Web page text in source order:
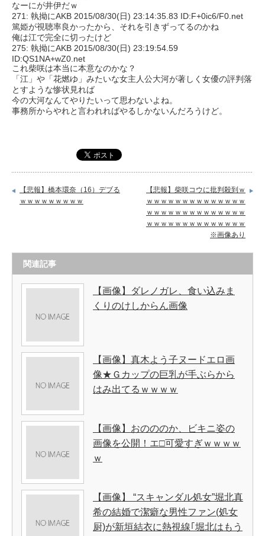
なーにが井伊だｗ
271: 執拗にAKB 2015/08/30(日) 23:14:35.83 ID:F+0ic6/F0.net
篤姫が視聴率良かったから、それを引きずってるのかね
俺は江で完全に切ったけど
275: 執拗にAKB 2015/08/30(日) 23:19:54.59
ID:QS1NA+wZ0.net
これ柴咲は本当に本意なのかな？
「江」や「花燃ゆ」みたいな女主人公大河が著しく女優の評判落
とすような惨状見れば
今の大河なんてやりたいって思わないよね。
事務所からやれと言われればやるしかないんだろうけど。
【悲報】橋本環奈（16）デブる
ｗｗｗｗｗｗｗｗｗ
【悲報】柴咲コウに批判殺到ｗ
ｗｗｗｗｗｗｗｗｗｗｗｗｗｗ
ｗｗｗｗｗｗｗｗｗｗｗｗｗｗ
ｗｗｗｗｗｗｗｗｗｗｗｗｗｗ
※画像あり
関連記事
【画像】ダレノガレ、食い込みま
くりのけしからん画像
【画像】真木よう子ヌードエロ画
像★Ｇカップの巨乳が手ぶらから
はみ出てるｗｗｗｗ
【画像】おのののか、ビキニ姿の
画像を公開！エ□可愛すぎｗｗｗｗ
ｗ
【画像】 “スキャンダル処女”堀北真
希の結婚で潔癖な男性ファン(処女
厨)が新垣結衣に熱視線｢堀北はもう